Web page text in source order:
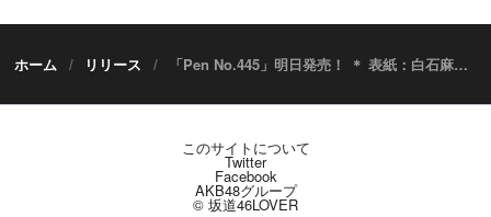
ホーム リリース 「Pen No.445」明日発売！ ＊ 表紙：白石麻衣（乃木坂46） ＜バズる美女。＞
このサイトについて
Twitter
Facebook
AKB48グループ
© 坂道46LOVER